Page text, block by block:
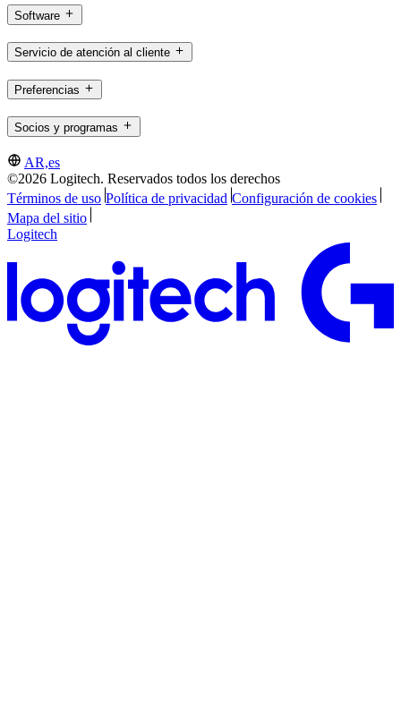
Software
Servicio de atención al cliente
Preferencias
Socios y programas
AR,es
©2026 Logitech. Reservados todos los derechos
Términos de uso Política de privacidad Configuración de cookies
Mapa del sitio
Logitech